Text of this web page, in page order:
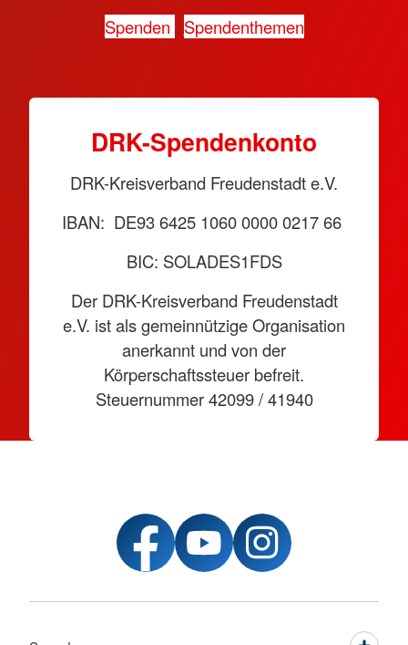
Spenden
Spendenthemen
DRK-Spendenkonto
DRK-Kreisverband Freudenstadt e.V.
IBAN: DE93 6425 1060 0000 0217 66
BIC: SOLADES1FDS
Der DRK-Kreisverband Freudenstadt
e.V. ist als gemeinnützige Organisation
anerkannt und von der
Körperschaftssteuer befreit.
Steuernummer 42099 / 41940